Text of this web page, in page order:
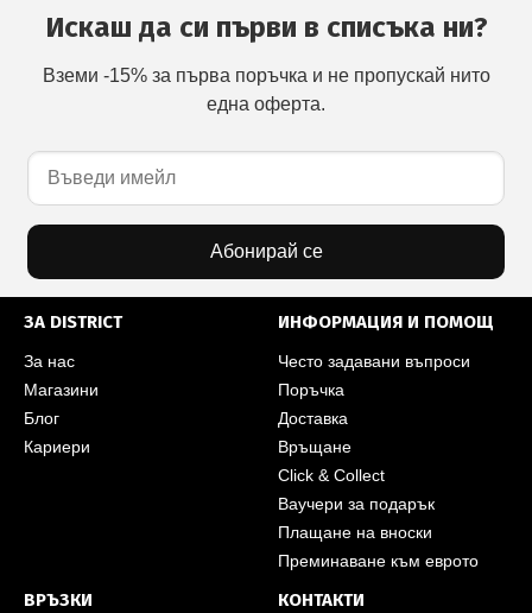
Искаш да си първи в списъка ни?
Вземи -15% за първа поръчка и не пропускай нито
една оферта.
Абонирай се
ЗА DISTRICT
За нас
Магазини
Блог
Кариери
ИНФОРМАЦИЯ И ПОМОЩ
Често задавани въпроси
Поръчка
Доставка
Връщане
Click & Collect
Ваучери за подарък
Плащане на вноски
Преминаване към еврото
ВРЪЗКИ КОНТАКТИ